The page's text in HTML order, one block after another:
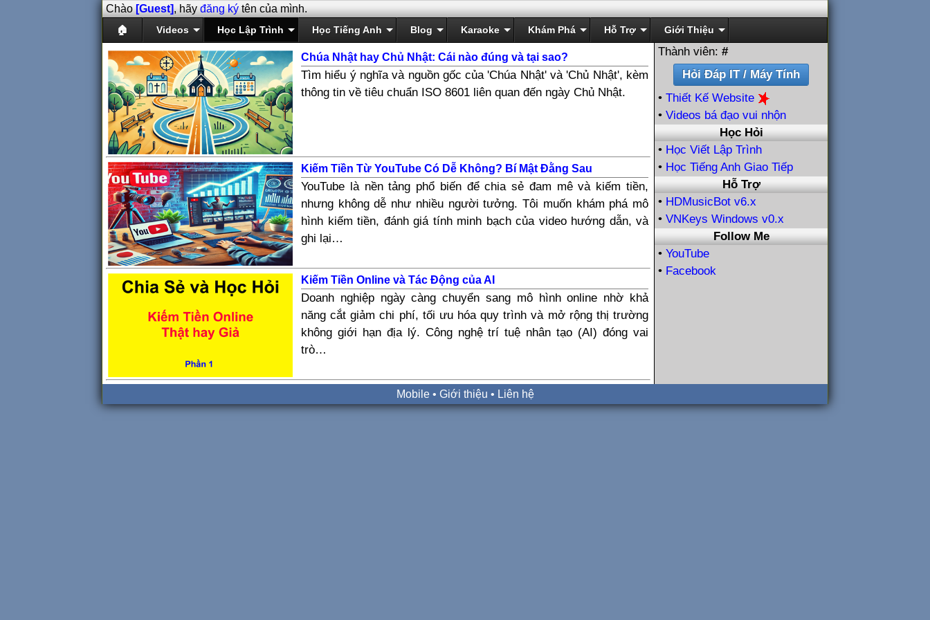
Chào[Guest], hãyđăng kýtên của mình.
🏠 Videos Học Lập Trình Học Tiếng Anh Blog Karaoke Khám Phá Hỗ Trợ Giới Thiệu
Chúa Nhật hay Chủ Nhật: Cái nào đúng và tại sao?
Tìm hiểu ý nghĩa và nguồn gốc của 'Chúa Nhật' và 'Chủ Nhật', kèm
thông tin về tiêu chuẩn ISO 8601 liên quan đến ngày Chủ Nhật.
Kiếm Tiền Từ YouTube Có Dễ Không? Bí Mật Đằng Sau
YouTube là nền tảng phổ biến để chia sẻ đam mê và kiếm tiền,
nhưng không dễ như nhiều người tưởng. Tôi muốn khám phá mô
hình kiếm tiền, đánh giá tính minh bạch của video hướng dẫn, và
ghi lại…
Kiếm Tiền Online và Tác Động của AI
Doanh nghiệp ngày càng chuyển sang mô hình online nhờ khả
năng cắt giảm chi phí, tối ưu hóa quy trình và mở rộng thị trường
không giới hạn địa lý. Công nghệ trí tuệ nhân tạo (AI) đóng vai
trò…
Thành viên: #
• Thiết Kế Website
• Videos bá đạo vui nhộn
Học Hỏi
• Học Viết Lập Trình
• Học Tiếng Anh Giao Tiếp
Hỗ Trợ
• HDMusicBot v6.x
• VNKeys Windows v0.x
Follow Me
• YouTube
• Facebook
Mobile• Giới thiệu • Liên hệ